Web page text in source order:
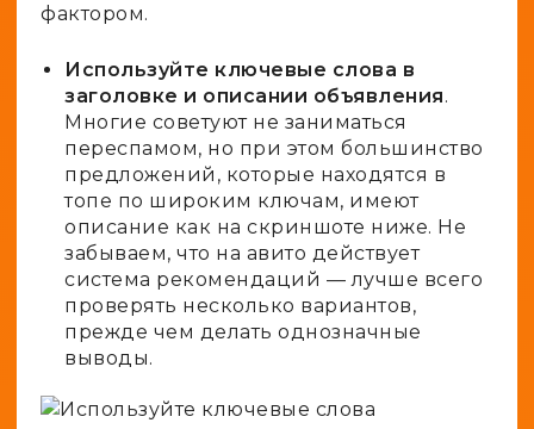
фактором.
Используйте ключевые слова в
заголовке и описании объявления.
Многие советуют не заниматься
переспамом, но при этом большинство
предложений, которые находятся в
топе по широким ключам, имеют
описание как на скриншоте ниже. Не
забываем, что на авито действует
система рекомендаций — лучше всего
проверять несколько вариантов,
прежде чем делать однозначные
выводы.